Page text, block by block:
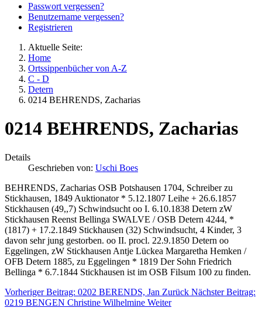
Passwort vergessen?
Benutzername vergessen?
Registrieren
Aktuelle Seite:
Home
Ortssippenbücher von A-Z
C - D
Detern
0214 BEHRENDS, Zacharias
0214 BEHRENDS, Zacharias
Details
Geschrieben von: Uschi Boes
BEHRENDS, Zacharias OSB Potshausen 1704, Schreiber zu
Stickhausen, 1849 Auktionator * 5.12.1807 Leihe + 26.6.1857
Stickhausen (49,,7) Schwindsucht oo I. 6.10.1838 Detern zW
Stickhausen Reenst Bellinga SWALVE / OSB Detern 4244, *
(1817) + 17.2.1849 Stickhausen (32) Schwindsucht, 4 Kinder, 3
davon sehr jung gestorben. oo II. procl. 22.9.1850 Detern oo
Eggelingen, zW Stickhausen Antje Lückea Margaretha Hemken /
OFB Detern 1885, zu Eggelingen * 1819 Der Sohn Friedrich
Bellinga * 6.7.1844 Stickhausen ist im OSB Filsum 100 zu finden.
Vorheriger Beitrag: 0202 BERENDS, Jan Zurück Nächster Beitrag:
0219 BENGEN Christine Wilhelmine Weiter